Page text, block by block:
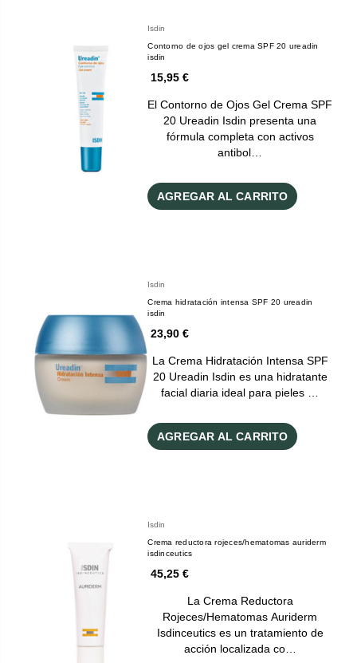
Isdin
Contorno de ojos gel crema SPF 20 ureadin
isdin
15,95 €
El Contorno de Ojos Gel Crema SPF
20 Ureadin Isdin presenta una
fórmula completa con activos
antibol…
AGREGAR AL CARRITO
Isdin
Crema hidratación intensa SPF 20 ureadin
isdin
23,90 €
La Crema Hidratación Intensa SPF
20 Ureadin Isdin es una hidratante
facial diaria ideal para pieles …
AGREGAR AL CARRITO
Isdin
Crema reductora rojeces/hematomas auriderm
isdinceutics
45,25 €
La Crema Reductora
Rojeces/Hematomas Auriderm
Isdinceutics es un tratamiento de
acción localizada co…